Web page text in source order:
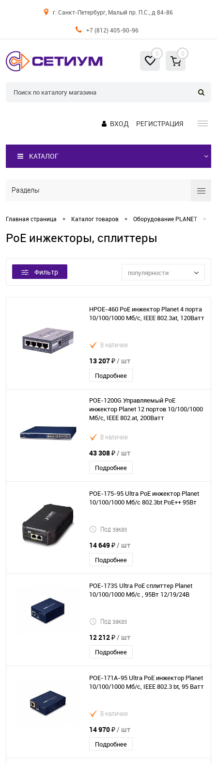
г. Санкт-Петербург, Малый пр. П.С., д 84-86
+7 (812) 405-90-96
0 0
ВХОД РЕГИСТРАЦИЯ
КАТАЛОГ
Разделы
Главная страница • Каталог товаров • Оборудование PLANET •
PoE инжекторы, сплиттеры
Фильтр популярности
HPOE-460 PoE инжектор Planet 4 порта
10/100/1000 Мб/с, IEEE 802.3at, 120Ватт
В наличии
13 207 ₽/ шт
Подробнее
POE-1200G Управляемый PoE
инжектор Planet 12 портов 10/100/1000
Мб/с, IEEE 802.at, 200Ватт
В наличии
43 308 ₽/ шт
Подробнее
POE-175-95 Ultra PoE инжектор Planet
10/100/1000 Мб/с 802.3bt PoE++ 95Вт
Под заказ
14 649 ₽/ шт
Подробнее
POE-173S Ultra PoE сплиттер Planet
10/100/1000 Мб/с , 95Вт 12/19/24В
Под заказ
12 212 ₽/ шт
Подробнее
POE-171A-95 Ultra РоЕ инжектор Planet
10/100/1000 Мб/с, IEEE 802.3 bt, 95 Ватт
В наличии
14 970 ₽/ шт
Подробнее